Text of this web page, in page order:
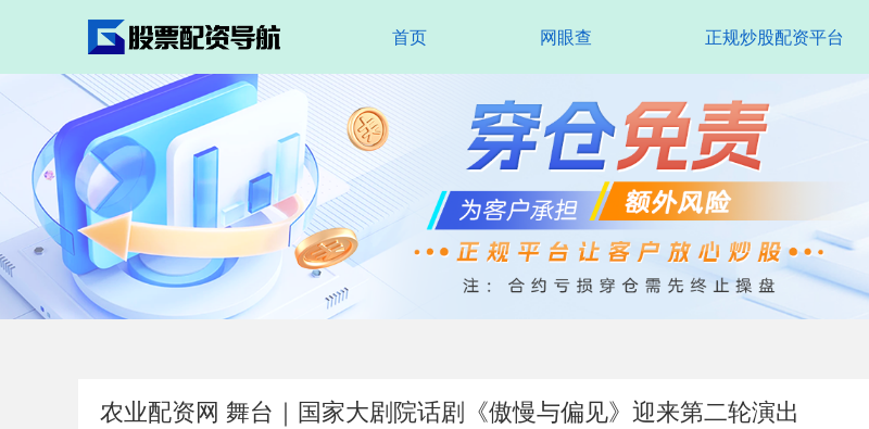
首页 网眼查 正规炒股配资平台
农业配资网 舞台｜国家大剧院话剧《傲慢与偏见》迎来第二轮演出